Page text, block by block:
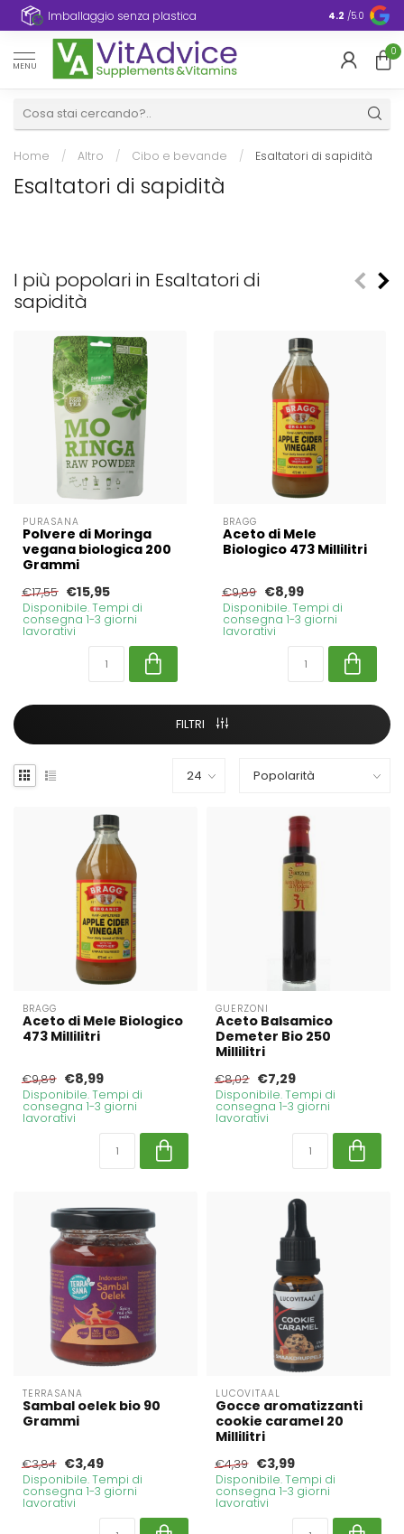
Imballaggio senza plastica 4.2 /5.0
MENU
0
Home / Altro / Cibo e bevande / Esaltatori di sapidità
Esaltatori di sapidità
I più popolari in Esaltatori di
sapidità
PURASANA
Polvere di Moringa
vegana biologica 200
Grammi
€17,55 €15,95
Disponibile. Tempi di
consegna 1-3 giorni
lavorativi
BRAGG
Aceto di Mele
Biologico 473 Millilitri
€9,89 €8,99
Disponibile. Tempi di
consegna 1-3 giorni
lavorativi
FILTRI
BRAGG
Aceto di Mele Biologico
473 Millilitri
€9,89 €8,99
Disponibile. Tempi di
consegna 1-3 giorni
lavorativi
GUERZONI
Aceto Balsamico
Demeter Bio 250
Millilitri
€8,02 €7,29
Disponibile. Tempi di
consegna 1-3 giorni
lavorativi
TERRASANA
Sambal oelek bio 90
Grammi
€3,84 €3,49
Disponibile. Tempi di
consegna 1-3 giorni
lavorativi
LUCOVITAAL
Gocce aromatizzanti
cookie caramel 20
Millilitri
€4,39 €3,99
Disponibile. Tempi di
consegna 1-3 giorni
lavorativi